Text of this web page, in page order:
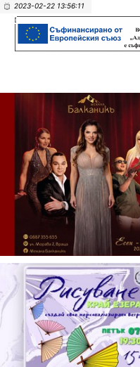
2023-02-22 13:56:11